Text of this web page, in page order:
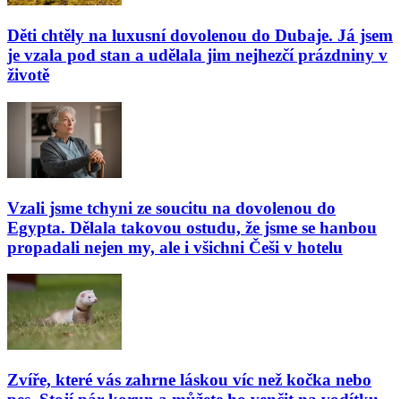
Děti chtěly na luxusní dovolenou do Dubaje. Já jsem
je vzala pod stan a udělala jim nejhezčí prázdniny v
životě
Vzali jsme tchyni ze soucitu na dovolenou do
Egypta. Dělala takovou ostudu, že jsme se hanbou
propadali nejen my, ale i všichni Češi v hotelu
Zvíře, které vás zahrne láskou víc než kočka nebo